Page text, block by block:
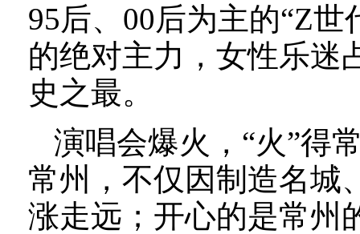
95后、00后为主的“Z
的绝对主力，女性乐迷
史之最。
演唱会爆火，“火”得
常州，不仅因制造名城
涨走远；开心的是常州